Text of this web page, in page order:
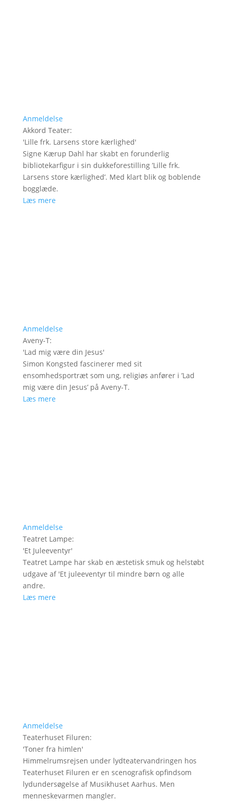
Anmeldelse
Akkord Teater:
'Lille frk. Larsens store kærlighed'
Signe Kærup Dahl har skabt en forunderlig
bibliotekarfigur i sin dukkeforestilling ’Lille frk.
Larsens store kærlighed’. Med klart blik og boblende
bogglæde.
Læs mere
Anmeldelse
Aveny-T:
'Lad mig være din Jesus'
Simon Kongsted fascinerer med sit
ensomhedsportræt som ung, religiøs anfører i ’Lad
mig være din Jesus’ på Aveny-T.
Læs mere
Anmeldelse
Teatret Lampe:
'Et Juleeventyr'
Teatret Lampe har skab en æstetisk smuk og helstøbt
udgave af 'Et juleeventyr til mindre børn og alle
andre.
Læs mere
Anmeldelse
Teaterhuset Filuren:
'Toner fra himlen'
Himmelrumsrejsen under lydteatervandringen hos
Teaterhuset Filuren er en scenografisk opfindsom
lydundersøgelse af Musikhuset Aarhus. Men
menneskevarmen mangler.